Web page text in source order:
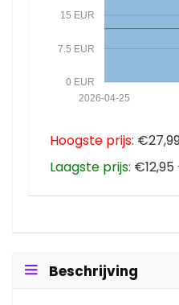
0 EUR
7.5 EUR
15 EUR
2026-04-25
Hoogste prijs:
Laagste prijs:
Beschrijving